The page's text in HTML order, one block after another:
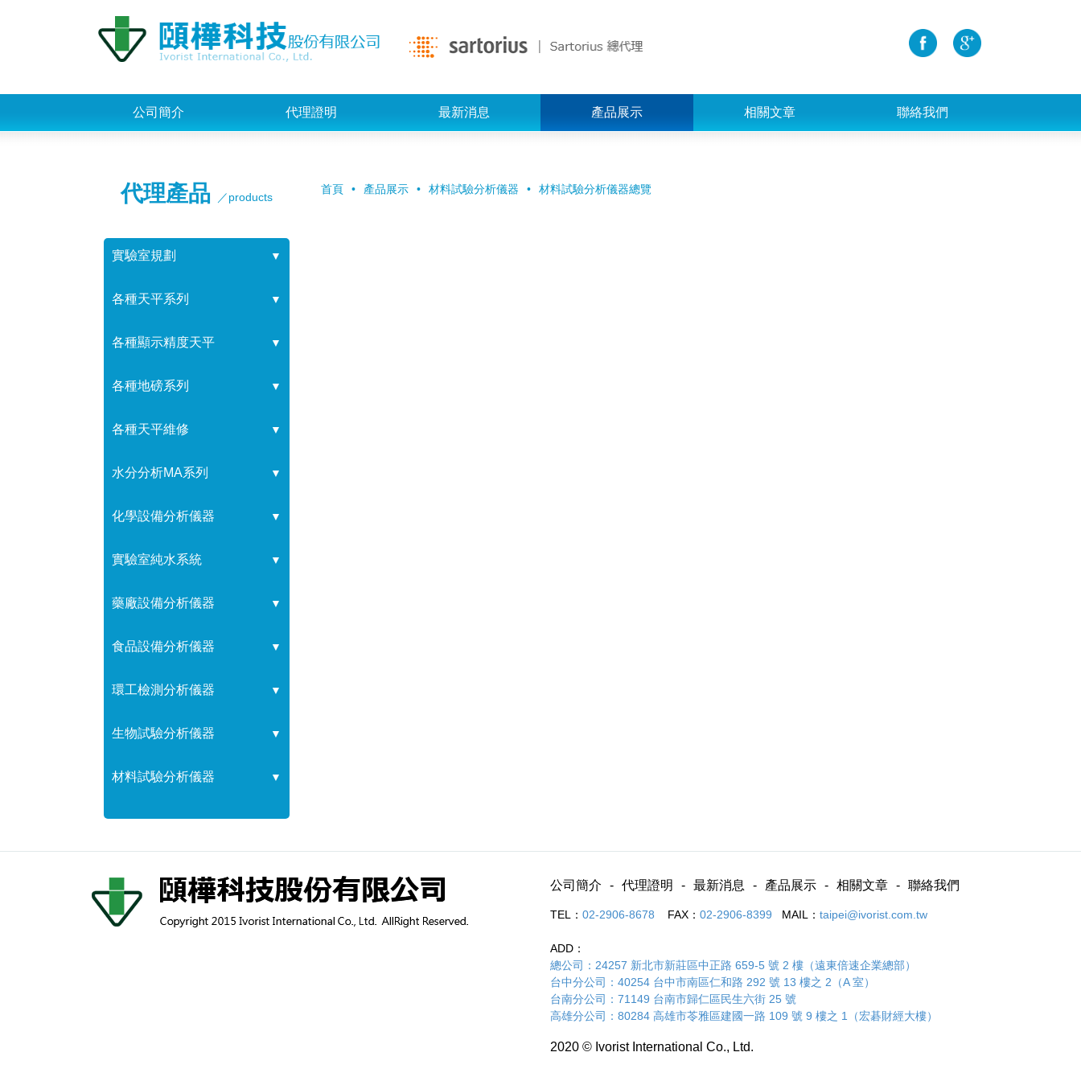
公司簡介 代理證明 最新消息 產品展示 相關文章 聯絡我們
代理產品 ／products
實驗室規劃 ▼
各種天平系列 ▼
各種顯示精度天平 ▼
各種地磅系列 ▼
各種天平維修 ▼
水分分析MA系列 ▼
化學設備分析儀器 ▼
實驗室純水系統 ▼
藥廠設備分析儀器 ▼
食品設備分析儀器 ▼
環工檢測分析儀器 ▼
生物試驗分析儀器 ▼
材料試驗分析儀器 ▼
首頁 產品展示 材料試驗分析儀器 材料試驗分析儀器總覽
公司簡介 代理證明 最新消息 產品展示 相關文章 聯絡我們
TEL： 02-2906-8678 FAX： 02-2906-8399 MAIL： taipei@ivorist.com.tw
ADD：
總公司：24257 新北市新莊區中正路 659-5 號 2 樓（遠東倍速企業總部）
台中分公司：40254 台中市南區仁和路 292 號 13 樓之 2（A 室）
台南分公司：71149 台南市歸仁區民生六街 25 號
高雄分公司：80284 高雄市苓雅區建國一路 109 號 9 樓之 1（宏碁財經大樓）
2020 © Ivorist International Co., Ltd.